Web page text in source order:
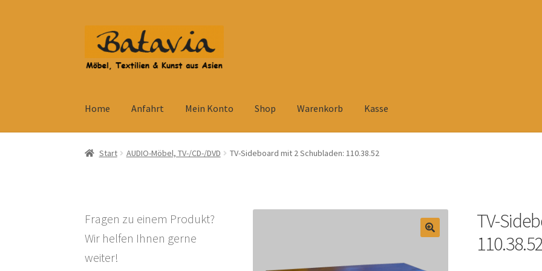
Navigation
springen
Zum
Inhalt
springen
Home Anfahrt Mein Konto Shop Warenkorb Kasse
Start AGB Anfahrt Datenschutzbelehrung Datenschutzerklärung
Wohnzimmertisch mit StühlenZahlungsarten
Start AUDIO-Möbel, TV-/CD-/DVD TV-Sideboard mit 2 Schubladen: 110.38.52
TV-
Fragen zu einem Produkt?
Wir helfen Ihnen gerne
weiter!